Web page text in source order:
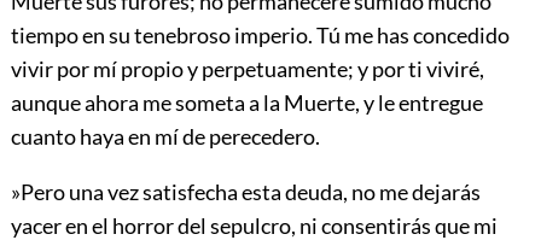
tiempo en su tenebroso imperio. Tú me has concedido
vivir por mí propio y perpetuamente; y por ti viviré,
aunque ahora me someta a la Muerte, y le entregue
cuanto haya en mí de perecedero.
»Pero una vez satisfecha esta deuda, no me dejarás
yacer en el horror del sepulcro, ni consentirás que mi